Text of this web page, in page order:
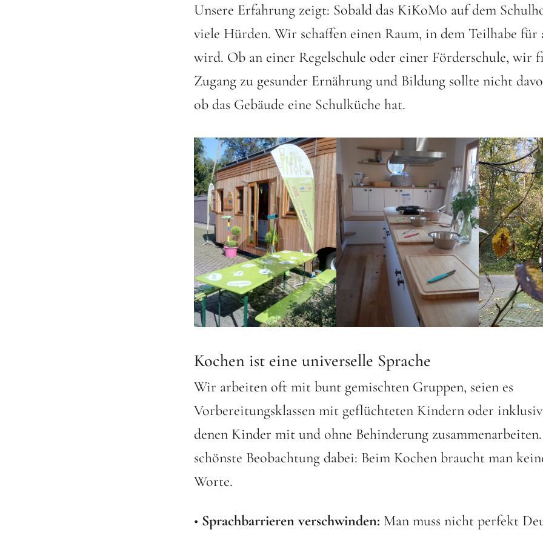
Unsere Erfahrung zeigt: Sobald das KiKoMo auf dem
viele Hürden. Wir schaffen einen Raum, in dem Teilhabe für
wird. Ob an einer Regelschule oder einer Förderschule, wir
Zugang zu gesunder Ernährung und Bildung sollte nicht
ob das Gebäude eine Schulküche hat.
Kochen ist eine universelle Sprache
Wir arbeiten oft mit bunt gemischten Gruppen, seien es
Vorbereitungsklassen mit geflüchteten Kindern oder
denen Kinder mit und ohne Behinderung
schönste Beobachtung dabei: Beim Kochen braucht man
Worte.
• Sprachbarrieren verschwinden: Man muss nicht perfekt